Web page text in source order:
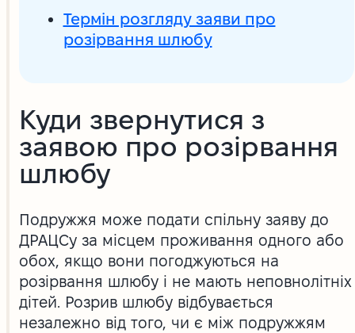
Термін розгляду заяви про
розірвання шлюбу
Куди звернутися з
заявою про розірвання
шлюбу
Подружжя може подати спільну заяву до
ДРАЦСу за місцем проживання одного або
обох, якщо вони погоджуються на
розірвання шлюбу і не мають неповнолітніх
дітей. Розрив шлюбу відбувається
незалежно від того, чи є між подружжям